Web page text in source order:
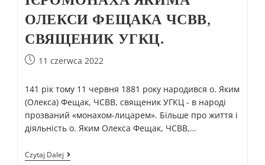
ОЛЕКСИ ФЕЩАКА ЧСВВ,
СВЯЩЕНИК УГКЦ.
11 czerwca 2022
141 рік тому 11 червня 1881 року народився о. Яким
(Олекса) Фещак, ЧСВВ, священик УГКЦ - в народі
прозваний «монахом-лицарем». Більше про життя і
діяльність о. Яким Олекса Фещак, ЧСВВ,…
Czytaj Dalej